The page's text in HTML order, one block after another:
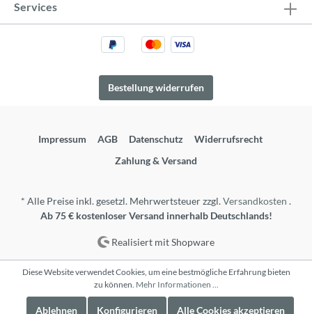
Services
Bestellung widerrufen
Impressum AGB Datenschutz
Widerrufsrecht
Zahlung & Versand
* Alle Preise inkl. gesetzl. Mehrwertsteuer zzgl.Versandkosten .
Ab 75 € kostenloser Versand innerhalb Deutschlands!
Realisiert mit Shopware
Diese Website verwendet Cookies, um eine bestmögliche Erfahrung bieten
zu können. Mehr Informationen ...
Ablehnen Konfigurieren Alle Cookies akzeptieren